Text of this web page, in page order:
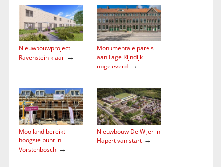
Nieuwbouwproject
Ravenstein klaar→
Monumentale parels
aan Lage Rijndijk
opgeleverd→
Mooiland bereikt
hoogste punt in
Vorstenbosch→
Nieuwbouw De Wijer in
Hapert van start→